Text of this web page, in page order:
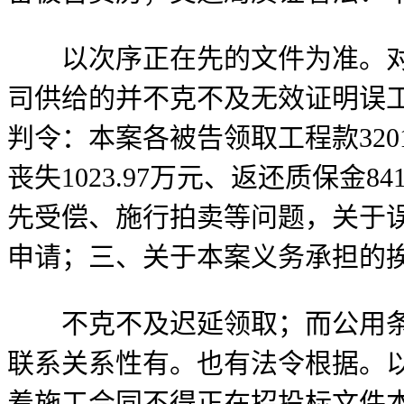
以次序正在先的文件为准。对
司供给的并不克不及无效证明误
判令：本案各被告领取工程款
丧失1023.97万元、返还质保金
先受偿、施行拍卖等问题，关于
申请；三、关于本案义务承担的
不克不及迟延领取；而公用条
联系关系性有。也有法令根据。